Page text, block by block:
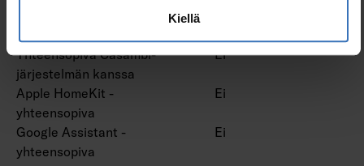
Kiellä
Vakiovalovirta-ohjaus (CLO)
Yhteensopiva Casambi-
järjestelmän kanssa
Ei
Apple HomeKit -
yhteensopiva
Ei
Google Assistant -
yhteensopiva
Ei